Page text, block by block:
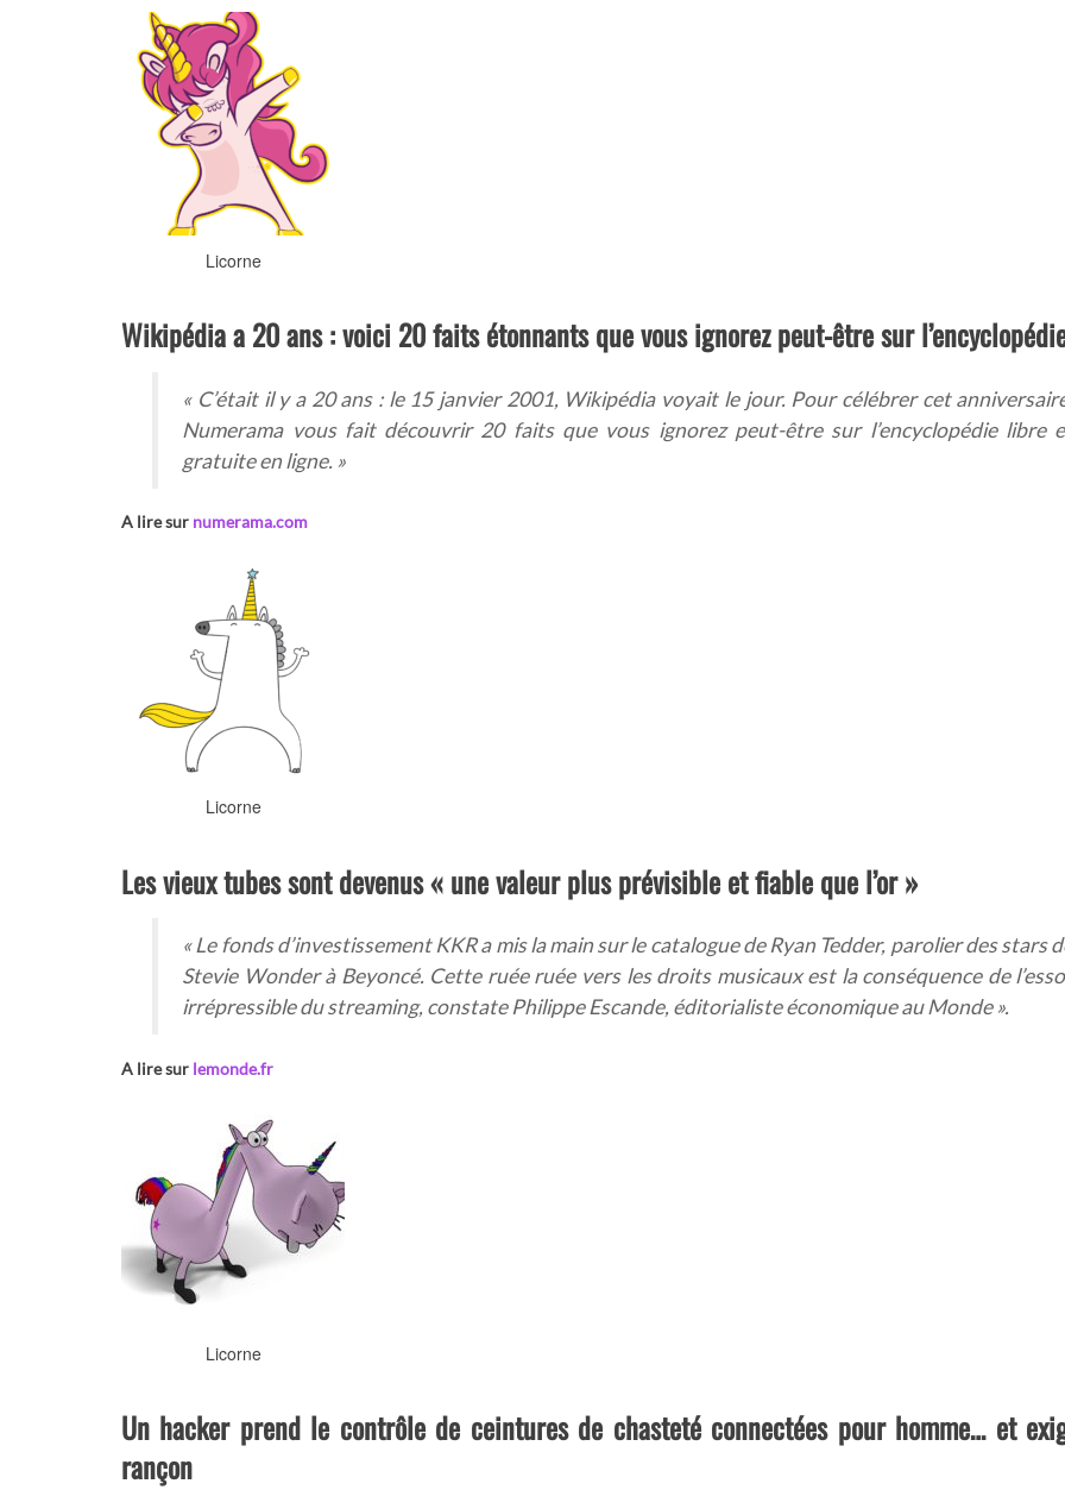
Licorne
Wikipédia a 20 ans : voici 20 faits étonnants que vous ignorez peut-être sur
« C’était il y a 20 ans : le 15 janvier 2001, Wikipédia voyait le jour. Pour célébrer cet
Numerama vous fait découvrir 20 faits que vous ignorez peut-être sur l’encyclopédie libre
gratuite en ligne. »
A lire sur numerama.com
Licorne
Les vieux tubes sont devenus « une valeur plus prévisible et fiable que l’or »
«Le fonds d’investissement KKR a mis la main sur le catalogue de Ryan Tedder, parolier des stars
Stevie Wonder à Beyoncé. Cette ruée ruée vers les droits musicaux est la conséquence de
irrépressible du streaming, constate Philippe Escande, éditorialiste économique au Monde».
A lire sur lemonde.fr
Licorne
Un hacker prend le contrôle de ceintures de chasteté connectées pour homme… et
rançon